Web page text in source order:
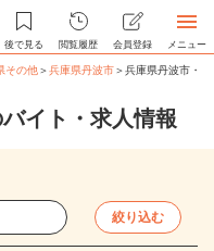
後で見る 閲覧履歴 会員登録 メニュー
その他＞兵庫県丹波市＞兵庫県丹波市・
イト・求人情報
絞り込む